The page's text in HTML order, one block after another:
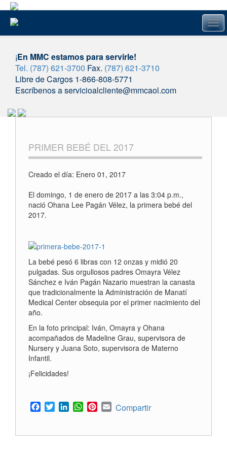
¡En MMC estamos para servirle!
Tel. (787) 621-3700 Fax. (787) 621-3710
Libre de Cargos 1-866-808-5771
Escríbenos a servicioalcliente@mmcaol.com
PRIMER BEBÉ DEL 2017
Creado el día: Enero 01, 2017
El domingo, 1 de enero de 2017 a las 3:04 p.m.,
nació Ohana Lee Pagán Vélez, la primera bebé del
2017.
La bebé pesó 6 libras con 12 onzas y midió 20
pulgadas. Sus orgullosos padres Omayra Vélez
Sánchez e Iván Pagán Nazario muestran la canasta
que tradicionalmente la Administración de Manatí
Medical Center obsequia por el primer nacimiento del
año.
En la foto principal: Iván, Omayra y Ohana
acompañados de Madeline Grau, supervisora de
Nursery y Juana Soto, supervisora de Materno
Infantil.
¡Felicidades!
Facebook
TwitterLinkedInWhatsApp
Pinterest
Email
Compartir